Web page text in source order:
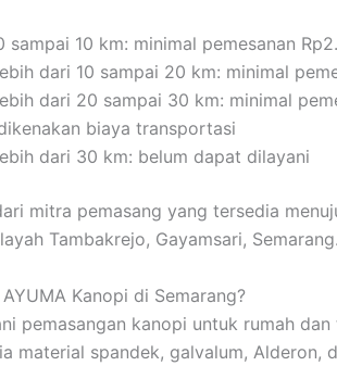
sampai 10 km: minimal pemesanan
dari 10 sampai 20 km: minimal
dari 20 sampai 30 km: minimal
biaya transportasi
dari 30 km: belum dapat dilayani
mitra pemasang yang tersedia
Tambakrejo, Gayamsari, Semarang.
Kanopi di Semarang?
pemasangan kanopi untuk rumah dan
material spandek, galvalum, Alderon,